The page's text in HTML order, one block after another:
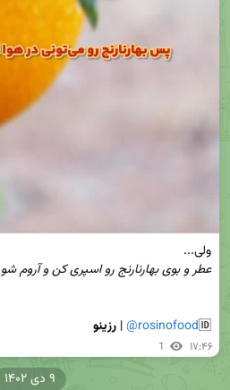
ولی...
عطر و بوی بهارنارنج رو اسپری کن و آروم شو
🆔
@rosinofood
| رزینو
1 ۱۷:۴۶
۹ دی ۱۴۰۲